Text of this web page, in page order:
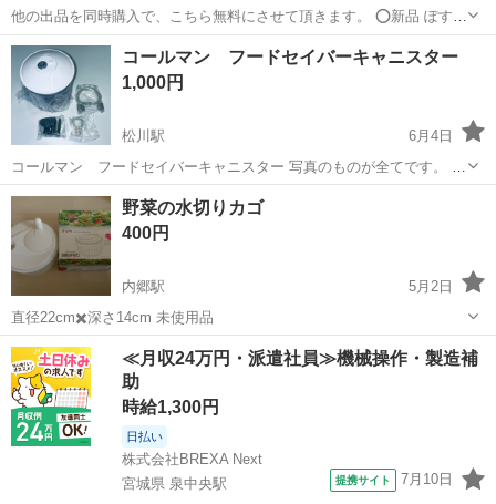
他の出品を同時購入で、こちら無料にさせて頂きます。 ⭕️新品 ぽすく
まキャニスター 2個（プラスチック） パッキン付き ⭕️新品 水筒
カラビナ付き ⭕️使用品 調味料、キャニスター 3個（ガラス） 若干使
用感はあ...
福島 東白川郡 キャニスター
コールマン フードセイバーキャニスター
1,000円
松川駅
6月4日
コールマン フードセイバーキャニスター 写真のものが全てです。 フ
ードセイバー本体は付属しません。 未使用品です。
福島 福島市 松川駅 調理器具
野菜の水切りカゴ
400円
内郷駅
5月2日
直径22cm✖️深さ14cm 未使用品
福島 いわき市 内郷駅 調理器具 水切り
≪月収24万円・派遣社員≫機械操作・製造補
助
時給1,300円
日払い
株式会社BREXA Next
宮城県 泉中央駅
提携サイト 7月10日